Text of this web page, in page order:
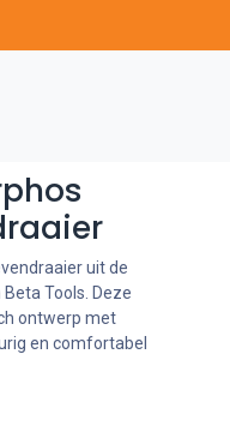
uit de
Tools. Deze
ontwerp met
en comfortabel